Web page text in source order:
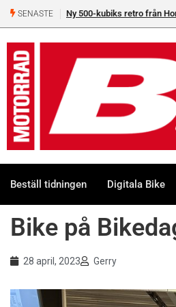
SENASTE Ny 500-kubiks retro från
Beställ tidningen Digitala Bike
Bike på
28 april, 2023 Gerry